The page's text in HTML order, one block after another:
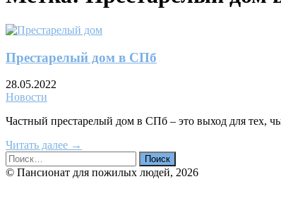
Престарелый дом в СПб
28.05.2022
Новости
Частный престарелый дом в СПб – это выход для тех,
Читать далее →
© Пансионат для пожилых людей, 2026